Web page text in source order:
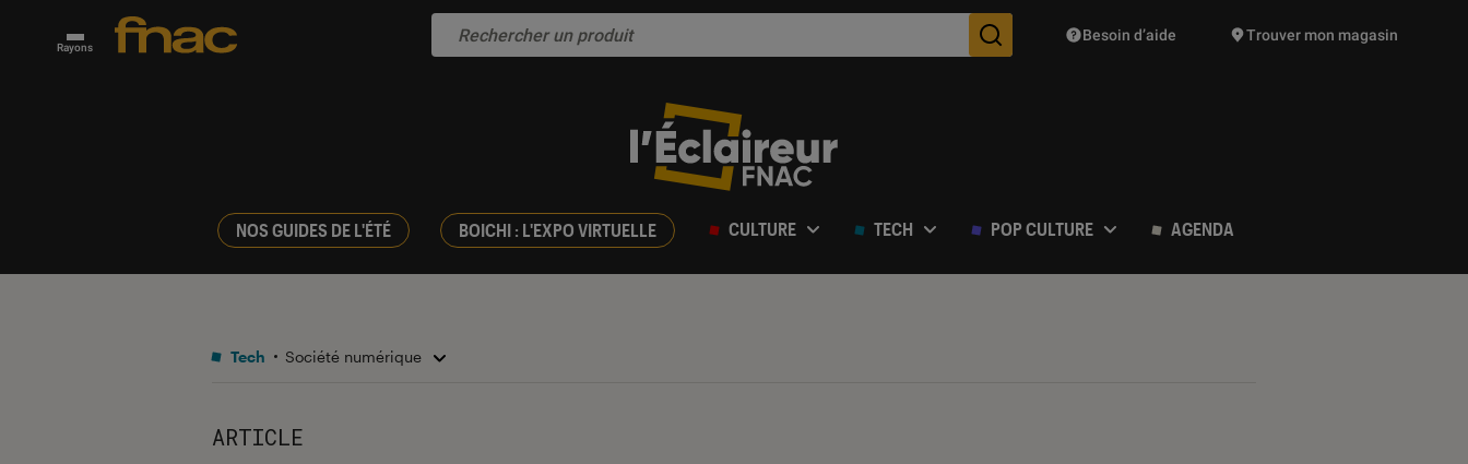
Rayons Des suggestions de produits vont vous être proposées
Besoin d’aide Trouver mon magasin
NOS GUIDES DE L'ÉTÉ BOICHI : L'EXPO VIRTUELLE CULTURE TECH POP CULTURE AGENDA
Tech Société numérique
ARTICLE